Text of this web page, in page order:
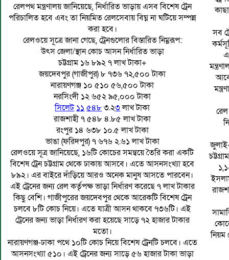
রেলপথ মন্ত্রণালয় জানিয়েছে, নির্ধারিত ভাড়ায় এসব বিশেষ ট্রেন
পরিচালিত হবে এবং তা নিয়মিত রেলসেবায় বিঘ্ন না ঘটিয়ে সম্পন্ন
করা হবে।
রেলওয়ে সূত্রে জানা গেছে, ট্রেনগুলোর বিস্তারিত নিম্নরূপ:
উৎস জেলা/স্থান কোচ আসন নির্ধারিত ভাড়া
চট্টগ্রাম ১৬ ৮৯২ ৭ লাখ টাকা+
জয়দেবপুর (গাজীপুর) ৮ ৭৩৬ ৭২,৫০০ টাকা
নারায়ণগঞ্জ ১০ ৫১০ ৫৬,৫০০ টাকা
নরসিংদী ১২ ৬৫২ ৯৫,০০০ টাকা
সিলেট ১১ ৫৪৮৩.২৩লাখ টাকা
রাজশাহী ৭ ৫৪৮ ৪.৮৫ লাখ টাকা
রংপুর ১৪ ৬৩৮ ১০.৫ লাখ টাকা
ভাঙা (ফরিদপুর) ৭ ৬৭৬ ২.৬১ লাখ টাকা
রেলওয়ে সূত্র জানিয়েছে, ১৬টি কোচের সমন্বয়ে তৈরি করা একটি
বিশেষ ট্রেন চট্টগ্রাম থেকে ঢাকায় আসবে। এতে আসনসংখ্যা হবে
৮৯২। এর বাইরে দাঁড়িয়ে আরও অনেক মানুষ আসতে পারবেন।
এই ট্রেনের জন্য রেল কর্তৃপক্ষ ভাড়া নির্ধারণ করেছে ৭ লাখ টাকার
কিছু বেশি। গাজীপুরের জয়দেবপুর থেকে আরেকটি বিশেষ ট্রেন
চলবে ৮টি কোচ নিয়ে। এতে যাত্রী আসন থাকবে ৭৩৬টি। এই
ট্রেনের জন্য ভাড়া নির্ধারণ করা হয়েছে সাড়ে ৭২ হাজার টাকার
মতো।
নারায়ণগঞ্জ-ঢাকা পথে ১০টি কোচ নিয়ে বিশেষ ট্রেনটি চলবে। এতে
আসনসংখ্যা ৫১০। এই ট্রেনের জন্য সাড়ে ৫৬ হাজার টাকা ভাড়া
সব
রেল
নিয়ম